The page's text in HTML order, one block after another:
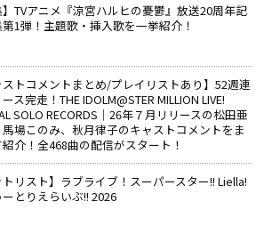
】TVアニメ『涼宮ハルヒの憂鬱』放送20周年記
1弾！主題歌・挿入歌を一挙紹介！
ストコメントまとめ/プレイリストあり】52週連
ス完走！THE IDOLM@STER MILLION LIVE!
SOLO RECORDS│26年７月リリースの松田亜
場このみ、秋月律子のキャストコメントをま
紹介！全468曲の配信がスタート！
トリスト】ラブライブ！スーパースター!! Liella!
とりえらいぶ!! 2026